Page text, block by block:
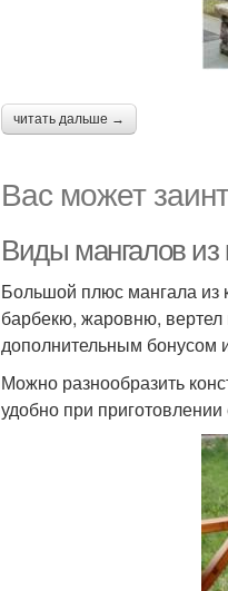
читать дальше →
Вас может
Виды мангалов из
Большой плюс мангала из
барбекю, жаровню, вертел
дополнительным бонусом
Можно разнообразить
удобно при